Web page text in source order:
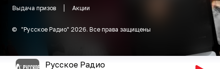
Выдача призов
Акции
© "Русское Радио" 2026. Все права защищены
Русское Радио